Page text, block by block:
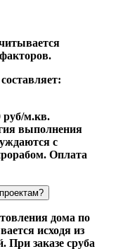
руб/м.кв.
выполнения
с
Оплата
дома по
исходя из
При заказе сруба